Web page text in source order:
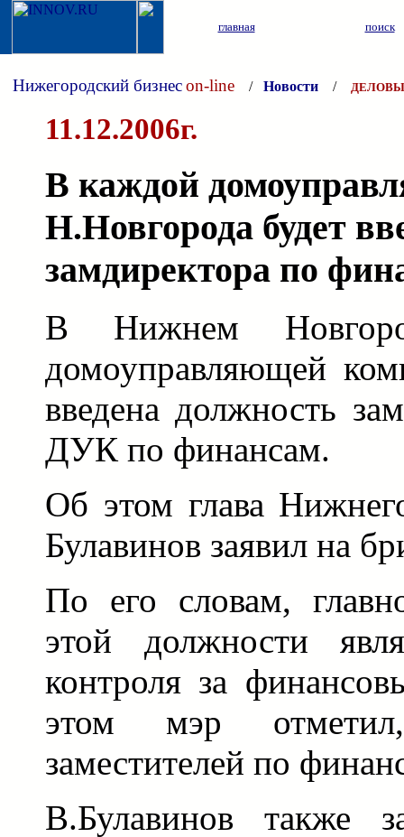
главная поиск
Нижегородский бизнесon-line / Новости /
11.12.2006г.
В каждой
Н.Новгорода будет
замдиректора по
В Нижнем
домоуправляющей
введена должность
ДУК по финансам.
Об этом глава
Булавинов заявил на
По его словам,
этой должности
контроля за
этом мэр
заместителей по
В.Булавинов также